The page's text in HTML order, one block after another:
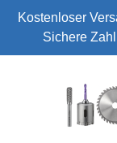
Zum Hauptinhalt
Kostenloser
Sichere